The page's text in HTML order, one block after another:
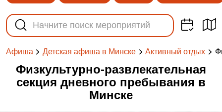
Афиша Детская афиша в Минске Активный отдых
Физкультурно-развлекательная
секция дневного пребывания в
Минске